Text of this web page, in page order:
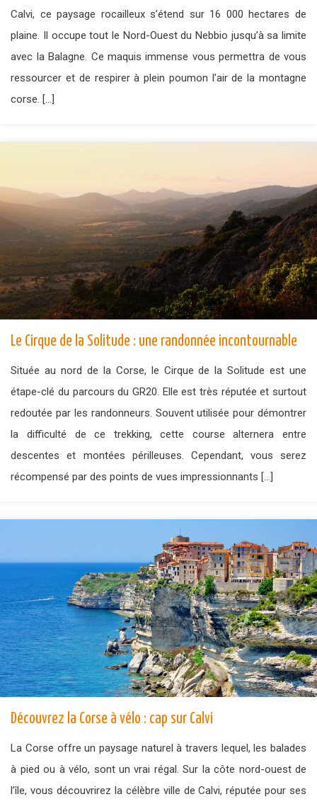
Calvi, ce paysage rocailleux s’étend sur 16 000 hectares de
plaine. Il occupe tout le Nord-Ouest du Nebbio jusqu’à sa limite
avec la Balagne. Ce maquis immense vous permettra de vous
ressourcer et de respirer à plein poumon l’air de la montagne
corse. […]
Le Cirque de la Solitude : une randonnée incontournable
Située au nord de la Corse, le Cirque de la Solitude est une
étape-clé du parcours du GR20. Elle est très réputée et surtout
redoutée par les randonneurs. Souvent utilisée pour démontrer
la difficulté de ce trekking, cette course alternera entre
descentes et montées périlleuses. Cependant, vous serez
récompensé par des points de vues impressionnants […]
Découvrez la Corse à vélo : cap sur Calvi
La Corse offre un paysage naturel à travers lequel, les balades
à pied ou à vélo, sont un vrai régal. Sur la côte nord-ouest de
l’île, vous découvrirez la célèbre ville de Calvi, réputée pour ses